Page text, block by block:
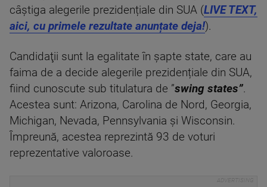
câștiga alegerile prezidențiale din SUA (LIVE TEXT,
aici, cu primele rezultate anunțate deja!).
Candidaţii sunt la egalitate în şapte state, care au
faima de a decide alegerile prezidențiale din SUA,
fiind cunoscute sub titulatura de ”swing states”.
Acestea sunt: Arizona, Carolina de Nord, Georgia,
Michigan, Nevada, Pennsylvania şi Wisconsin.
Împreună, acestea reprezintă 93 de voturi
reprezentative valoroase.